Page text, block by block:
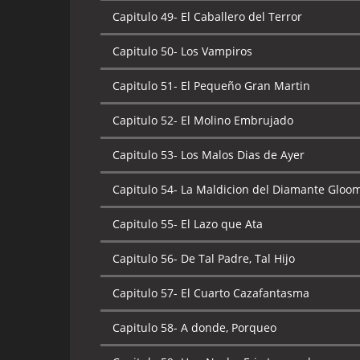
Capitulo 49- El Caballero del Terror
Capitulo 50- Los Vampiros
Capitulo 51- El Pequeño Gran Martin
Capitulo 52- El Molino Embrujado
Capitulo 53- Los Malos Dias de Ayer
Capitulo 54- La Maldicion del Diamante
Capitulo 55- El Lazo que Ata
Capitulo 56- De Tal Padre, Tal Hijo
Capitulo 57- El Cuarto Cazafantasma
Capitulo 58- A donde, Porqueo